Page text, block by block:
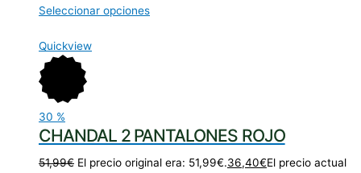
Seleccionar opciones
Quickview
30 %
CHANDAL 2 PANTALONES ROJO
51,99€ El precio original era: 51,99€.36,40€El precio actual